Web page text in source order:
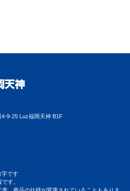
9-25 Luz福岡天神 B1F
字です
す。
、商品の仕様が変更されていることもありま